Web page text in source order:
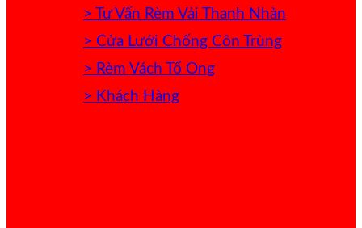
> Tư Vấn Rèm Vải Thanh Nhàn
> Cửa Lưới Chống Côn Trùng
> Rèm Vách Tổ Ong
> Khách Hàng